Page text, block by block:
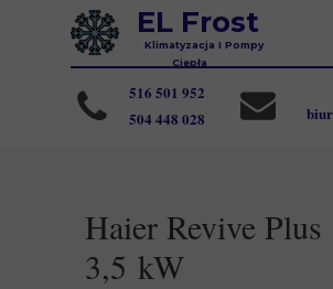
Haier Revive Plus
3,5 kW
516 501 952
504 448 028
EL Frost
Klimatyzacja I Pompy
Ciepła